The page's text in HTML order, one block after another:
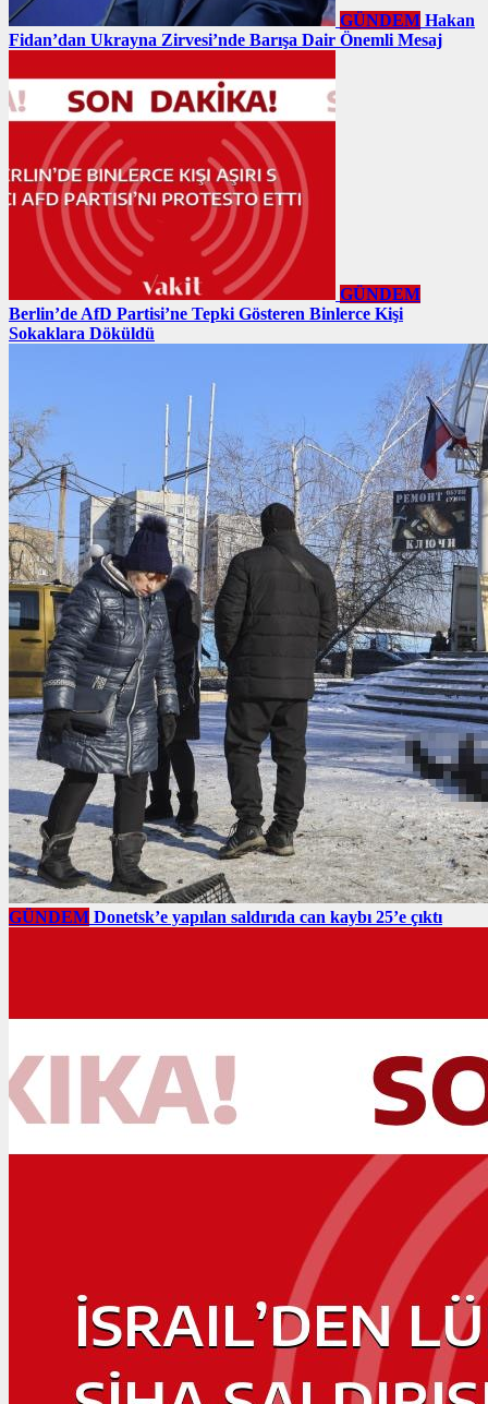
GÜNDEM Hakan
Fidan’dan Ukrayna Zirvesi’nde Barışa Dair Önemli Mesaj
GÜNDEM
Berlin’de AfD Partisi’ne Tepki Gösteren Binlerce Kişi
Sokaklara Döküldü
GÜNDEM Donetsk’e yapılan saldırıda can kaybı 25’e çıktı